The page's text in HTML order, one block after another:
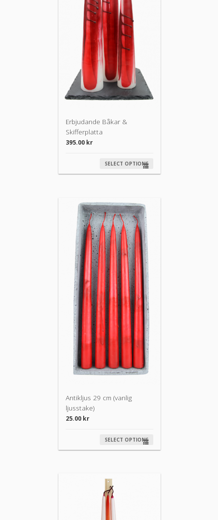
Erbjudande Båkar &
Skifferplatta
395.00 kr
SELECT OPTIONS
Antikljus 29 cm (vanlig
ljusstake)
25.00 kr
SELECT OPTIONS